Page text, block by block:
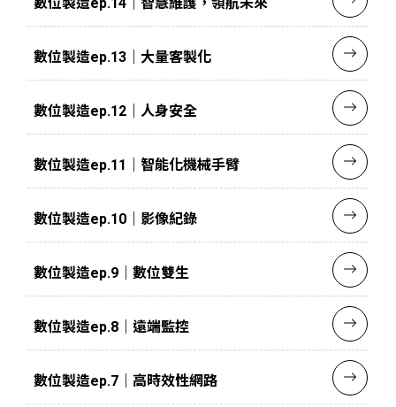
數位製造ep.13｜大量客製化
數位製造ep.12｜人身安全
數位製造ep.11｜智能化機械手臂
數位製造ep.10｜影像紀錄
數位製造ep.9｜數位雙生
數位製造ep.8｜遠端監控
數位製造ep.7｜高時效性網路